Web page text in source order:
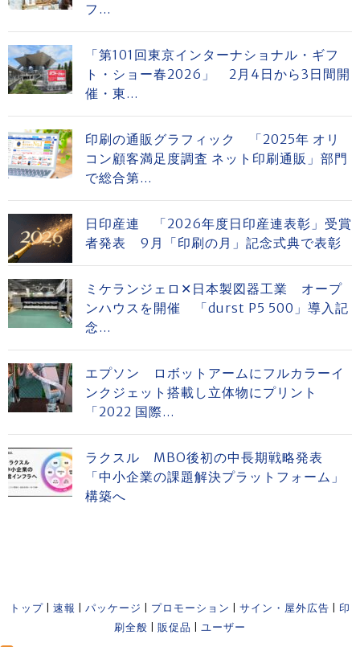
フ...
「第101回東京インターナショナル・ギフ
ト・ショー春2026」 2月4日から3日間開
催・東...
印刷の通販グラフィック 「2025年 オリ
コン顧客満足度調査 ネット印刷通販」部門
で総合第...
日印産連 「2026年度日印産連表彰」受賞
者発表 9月「印刷の月」記念式典で表彰
ミケランジェロ✕日本製図器工業 オープ
ンハウスを開催 「durst P5 500」導入記
念...
エプソン ロボットアームにフルカラーイ
ンクジェット搭載し立体物にプリント
「2022 国際...
ラクスル MBO後初の中長期戦略発表
「中小企業の課題解決プラットフォーム」
構築へ
トップ 速報 パッケージ プロモーション サイン・屋外広告
印
刷全般
販促品 ユーザー